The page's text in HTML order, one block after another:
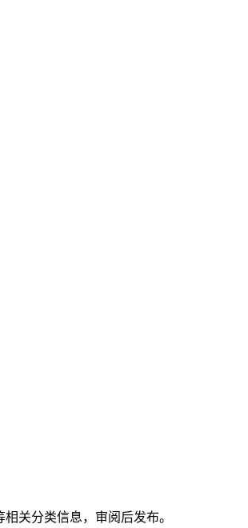
关分类信息，审阅后发布。